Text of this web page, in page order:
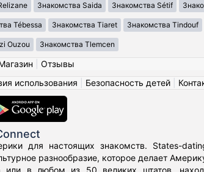
Знакомства Saida Знакомства Sétif
Tébessa Знакомства Tiaret Знакомства Tindouf
Ouzou Знакомства Tlemcen
Отзывы
использования Безопасность детей
для настоящих знакомств. States-
разнообразие, которое делает
в любом из 50 великих штатов,